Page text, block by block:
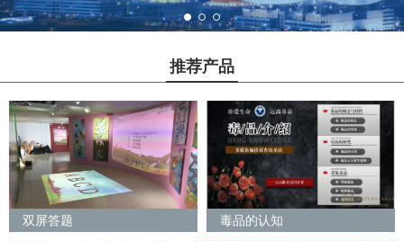
推荐产品
双屏答题 毒品的认知